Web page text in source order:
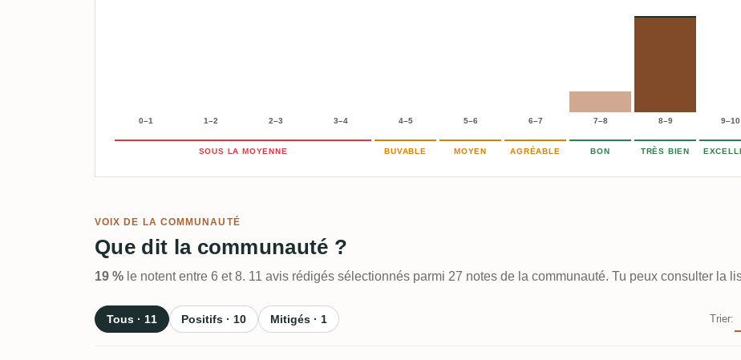
0–1 1–2 2–3 3–4 4–5 5–6 6–7 7–8 8–9 9–10
SOUS LA MOYENNE BUVABLE MOYEN AGRÉABLE BON TRÈS BIEN
VOIX DE LA COMMUNAUTÉ
Que dit la communauté ?
19 % le notent entre 6 et 8. 11 avis rédigés sélectionnés parmi 27 notes de la communauté. Tu peux consulter la
Tous · 11 Positifs · 10 Mitigés · 1 Trier: